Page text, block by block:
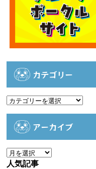
カテゴリー
カ
アーカイブ
ア
ー
人気記事